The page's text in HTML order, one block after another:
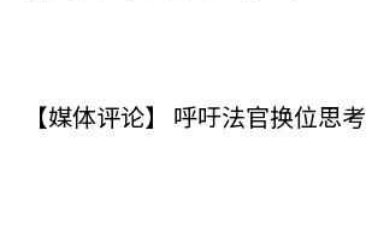
【媒体评论】 呼吁法官换位思考